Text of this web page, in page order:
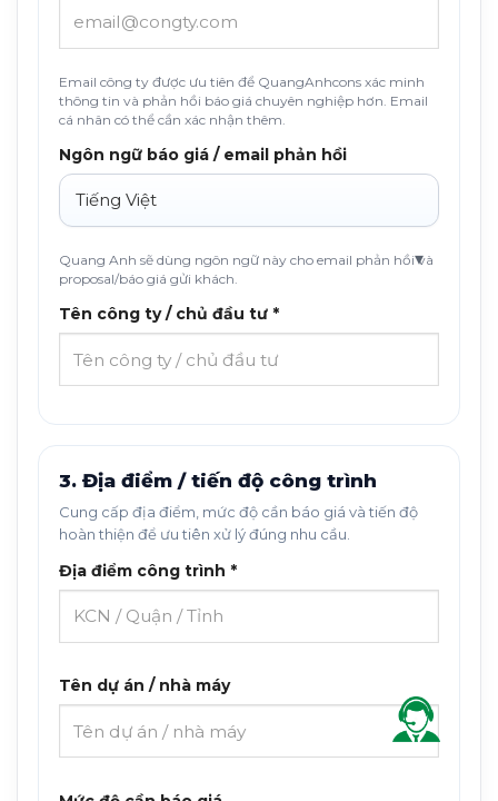
Email công ty được ưu tiên để QuangAnhcons xác minh
thông tin và phản hồi báo giá chuyên nghiệp hơn. Email
cá nhân có thể cần xác nhận thêm.
Ngôn ngữ báo giá / email phản hồi
Quang Anh sẽ dùng ngôn ngữ này cho email phản hồi và
proposal/báo giá gửi khách.
Tên công ty / chủ đầu tư *
3. Địa điểm / tiến độ công trình
Cung cấp địa điểm, mức độ cần báo giá và tiến độ
hoàn thiện để ưu tiên xử lý đúng nhu cầu.
Địa điểm công trình *
Tên dự án / nhà máy